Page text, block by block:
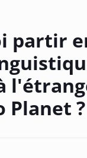
partir
Planet ?